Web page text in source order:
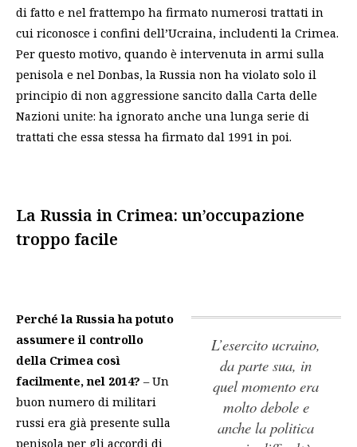
di fatto e nel frattempo ha firmato numerosi trattati in
cui riconosce i confini dell’Ucraina, includenti la Crimea.
Per questo motivo, quando è intervenuta in armi sulla
penisola e nel Donbas, la Russia non ha violato solo il
principio di non aggressione sancito dalla Carta delle
Nazioni unite: ha ignorato anche una lunga serie di
trattati che essa stessa ha firmato dal 1991 in poi.
La Russia in Crimea: un’occupazione
troppo facile
L’esercito ucraino,
da parte sua, in
quel momento era
molto debole e
anche la politica
Perché la Russia ha potuto
assumere il controllo
della Crimea così
facilmente, nel 2014? – Un
buon numero di militari
russi era già presente sulla
penisola per gli accordi di